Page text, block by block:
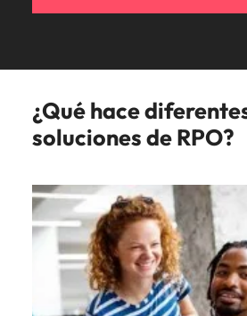
¿Qué hace
soluciones de RPO?